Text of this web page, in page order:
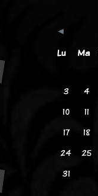
Lu
Ma
3
4
10
11
17
18
24
25
31